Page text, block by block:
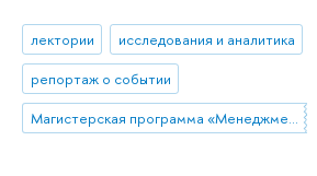
лектории
исследования и аналитика
репортаж о событии
Магистерская программа «Менеджмент в индустрии впечатлений»